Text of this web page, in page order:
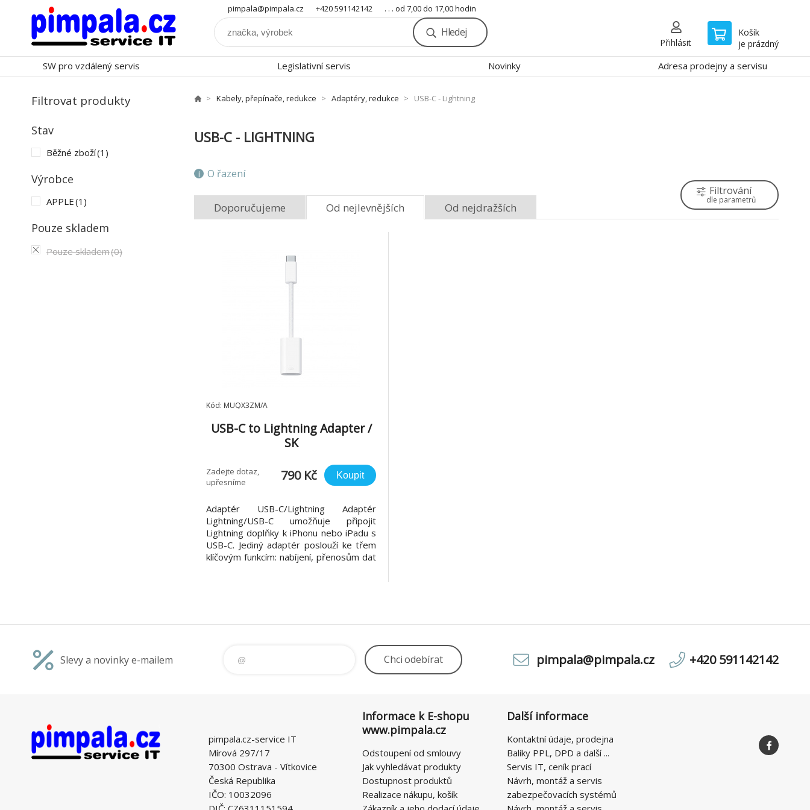
pimpala@pimpala.cz +420 591142142 . . . od 7,00 do 17,00 hodin
Hledej
Přihlásit
Košík
je prázdný
SW pro vzdálený servis Legislativní servis Novinky Adresa prodejny a servisu
Filtrovat produkty
Stav
Běžné zboží(1)
Výrobce
APPLE(1)
Pouze skladem
Pouze skladem(0)
Kabely, přepínače, redukce Adaptéry, redukce USB-C - Lightning
USB-C - LIGHTNING
O řazení
Doporučujeme Od nejlevnějších Od nejdražších
Filtrování
dle parametrů
Kód: MUQX3ZM/A
USB-C to Lightning Adapter /
SK
Zadejte dotaz,
upřesníme
790 Kč Koupit
Adaptér USB-C/Lightning Adaptér
Lightning/USB-C umožňuje připojit
Lightning doplňky k iPhonu nebo iPadu s
USB-C. Jediný adaptér poslouží ke třem
klíčovým funkcím: nabíjení, přenosům dat
Slevy a novinky e-mailem Chciodebírat pimpala@pimpala.cz +420 591142142
pimpala.cz-service IT
Mírová 297/17
70300 Ostrava - Vítkovice
Česká Republika
IČO: 10032096
Informace k E-shopu
www.pimpala.cz
Odstoupení od smlouvy
Jak vyhledávat produkty
Dostupnost produktů
Realizace nákupu, košík
Další informace
Kontaktní údaje, prodejna
Balíky PPL, DPD a další ...
Servis IT, ceník prací
Návrh, montáž a servis
zabezpečovacích systémů